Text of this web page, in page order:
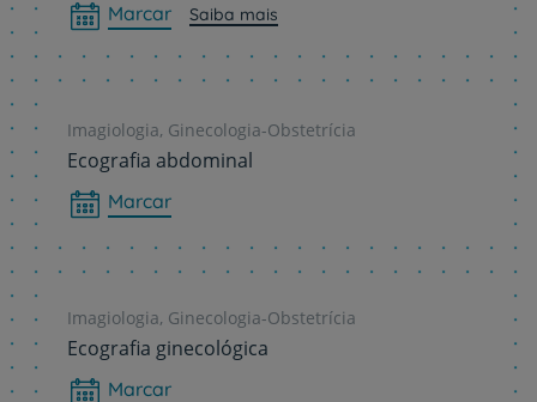
Marcar Saiba mais
Imagiologia, Ginecologia-Obstetrícia
Ecografia abdominal
Marcar
Imagiologia, Ginecologia-Obstetrícia
Ecografia ginecológica
Marcar